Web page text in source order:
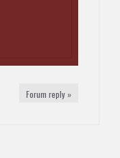
Forum reply »